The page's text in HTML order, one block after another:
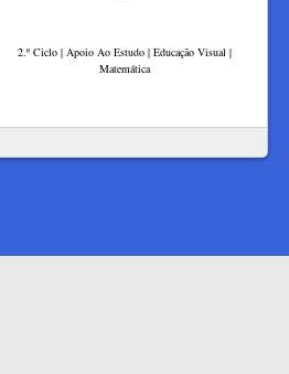
2.º Ciclo | Apoio Ao Estudo | Educação Visual |
Matemática